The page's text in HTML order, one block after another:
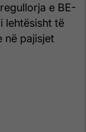
e BE-
lehtësisht të
në pajisjet